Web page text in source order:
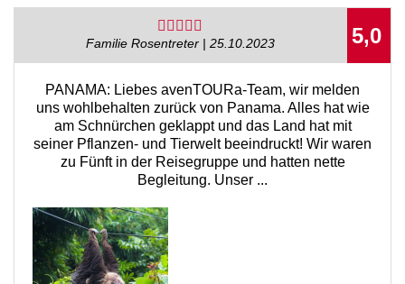
5,0
Familie Rosentreter | 25.10.2023
PANAMA: Liebes avenTOURa-Team, wir melden
uns wohlbehalten zurück von Panama. Alles hat wie
am Schnürchen geklappt und das Land hat mit
seiner Pflanzen- und Tierwelt beeindruckt! Wir waren
zu Fünft in der Reisegruppe und hatten nette
Begleitung. Unser ...